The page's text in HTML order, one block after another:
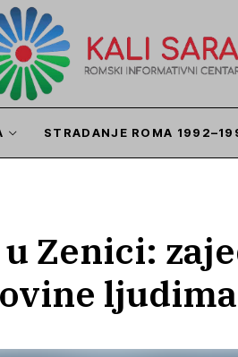
STRADANJE ROMA
Zenici:
ljudima